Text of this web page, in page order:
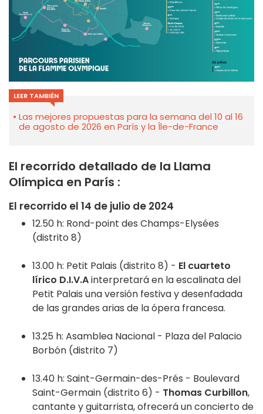
LEER TAMBIÉN
Las mejores propuestas para la semana del 10 al 16
de agosto de 2026 en París y la Île-de-France
El recorrido detallado de la Llama
Olímpica en París :
El recorrido el 14 de julio de 2024
12.50 h: Rond-point des Champs-Elysées
(distrito 8)
13.00 h: Petit Palais (distrito 8) - El cuarteto
lírico D.I.V.Ainterpretará en la escalinata del
Petit Palais una versión festiva y desenfadada
de las grandes arias de la ópera francesa.
13.25 h: Asamblea Nacional - Plaza del Palacio
Borbón (distrito 7)
13.40 h: Saint-Germain-des-Prés - Boulevard
Saint-Germain (distrito 6) - Thomas Curbillon,
cantante y guitarrista, ofrecerá un concierto de